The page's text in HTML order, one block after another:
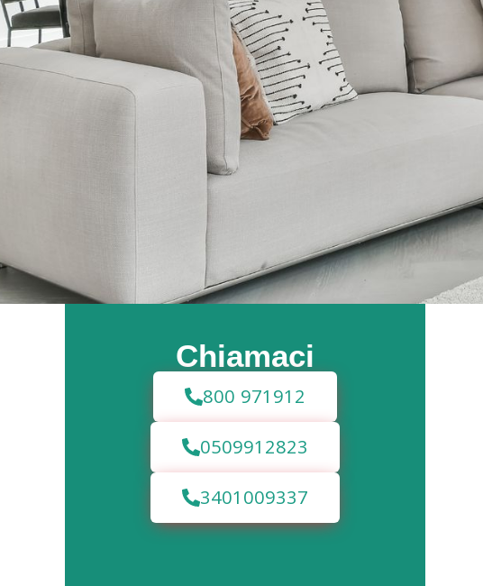
Chiamaci
800 971912
0509912823
3401009337